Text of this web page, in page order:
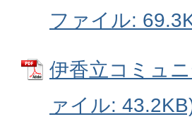
ファイル:
伊香立コミュ
ァイル: